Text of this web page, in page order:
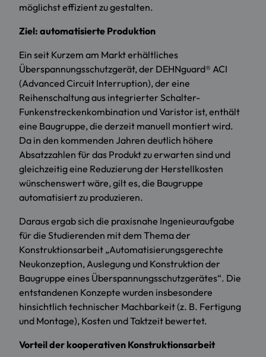
möglichst effizient zu gestalten.
Ziel: automatisierte Produktion
Ein seit Kurzem am Markt erhältliches
Überspannungsschutzgerät, der DEHNguard® ACI
(Advanced Circuit Interruption), der eine
Reihenschaltung aus integrierter Schalter-
Funkenstreckenkombination und Varistor ist, enthält
eine Baugruppe, die derzeit manuell montiert wird.
Da in den kommenden Jahren deutlich höhere
Absatzzahlen für das Produkt zu erwarten sind und
gleichzeitig eine Reduzierung der Herstellkosten
wünschenswert wäre, gilt es, die Baugruppe
automatisiert zu produzieren.
Daraus ergab sich die praxisnahe Ingenieuraufgabe
für die Studierenden mit dem Thema der
Konstruktionsarbeit „Automatisierungsgerechte
Neukonzeption, Auslegung und Konstruktion der
Baugruppe eines Überspannungsschutzgerätes“. Die
entstandenen Konzepte wurden insbesondere
hinsichtlich technischer Machbarkeit (z. B. Fertigung
und Montage), Kosten und Taktzeit bewertet.
Vorteil der kooperativen Konstruktionsarbeit